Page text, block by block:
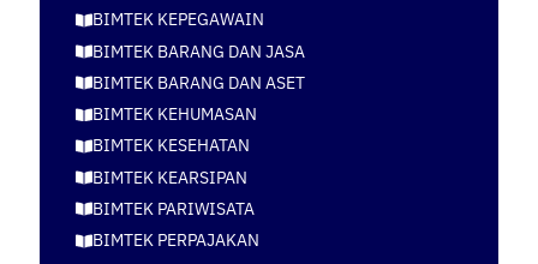
BIMTEK KEPEGAWAIN
BIMTEK BARANG DAN JASA
BIMTEK BARANG DAN ASET
BIMTEK KEHUMASAN
BIMTEK KESEHATAN
BIMTEK KEARSIPAN
BIMTEK PARIWISATA
BIMTEK PERPAJAKAN